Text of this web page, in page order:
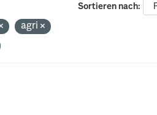
Sortieren nach
agri